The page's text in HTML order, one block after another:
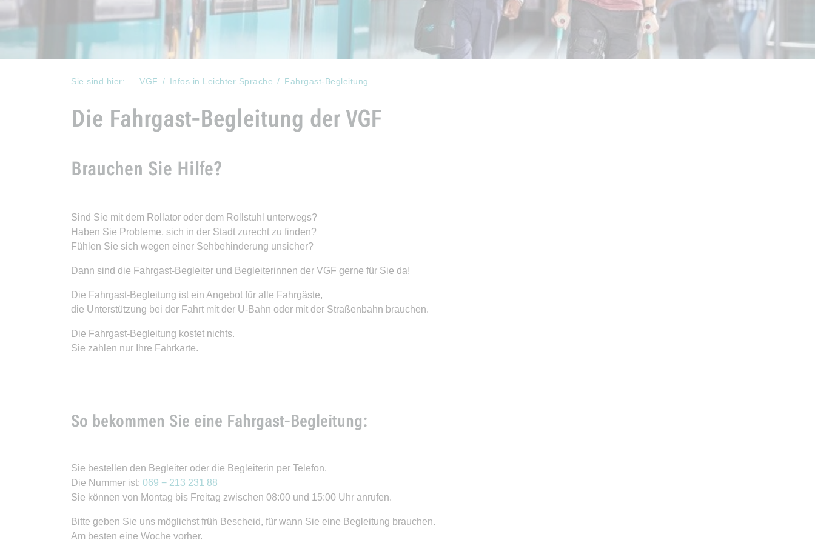
Sie sind hier: VGF Infos in Leichter Sprache Fahrgast-Begleitung
Die Fahrgast-Begleitung der VGF
Brauchen Sie Hilfe?
Sind Sie mit dem Rollator oder dem Rollstuhl unterwegs?
Haben Sie Probleme, sich in der Stadt zurecht zu finden?
Fühlen Sie sich wegen einer Sehbehinderung unsicher?
Dann sind die Fahrgast-Begleiter und Begleiterinnen der VGF gerne für Sie da!
Die Fahrgast-Begleitung ist ein Angebot für alle Fahrgäste,
die Unterstützung bei der Fahrt mit der U-Bahn oder mit der Straßenbahn brauchen.
Die Fahrgast-Begleitung kostet nichts.
Sie zahlen nur Ihre Fahrkarte.
So bekommen Sie eine Fahrgast-Begleitung:
Sie bestellen den Begleiter oder die Begleiterin per Telefon.
Die Nummer ist: 069 − 213 231 88
Sie können von Montag bis Freitag zwischen 08:00 und 15:00 Uhr anrufen.
Bitte geben Sie uns möglichst früh Bescheid, für wann Sie eine Begleitung brauchen.
Am besten eine Woche vorher.